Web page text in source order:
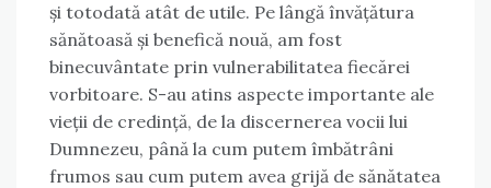
și totodată atât de utile. Pe lângă învățătura
sănătoasă și benefică nouă, am fost
binecuvântate prin vulnerabilitatea fiecărei
vorbitoare. S-au atins aspecte importante ale
vieții de credință, de la discernerea vocii lui
Dumnezeu, până la cum putem îmbătrâni
frumos sau cum putem avea grijă de sănătatea